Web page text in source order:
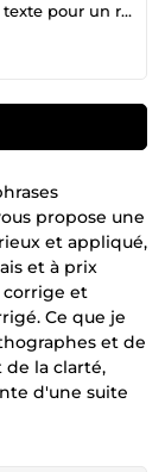
Je vais corriger et améliorer votre texte pour un rendu professionnel et sans fautes.
propose une
et appliqué,
et à prix
corrige et
Ce que je
et de
de la clarté,
d'une suite